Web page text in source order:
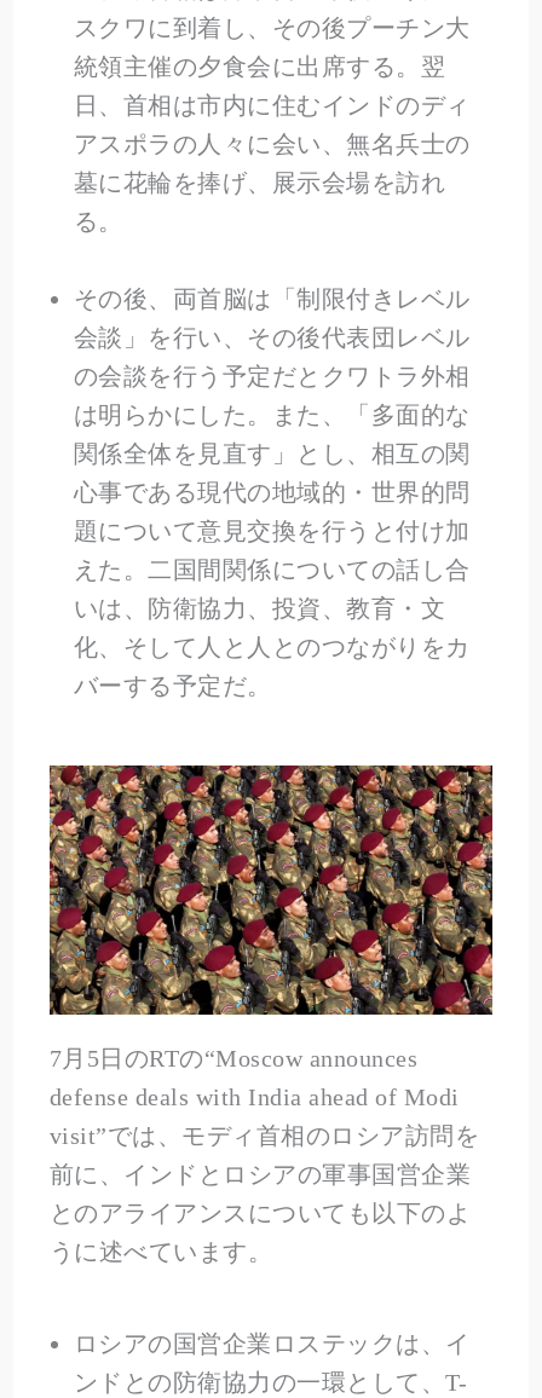
スクワに到着し、その後プーチン大
統領主催の夕食会に出席する。翌
日、首相は市内に住むインドのディ
アスポラの人々に会い、無名兵士の
墓に花輪を捧げ、展示会場を訪れ
る。
その後、両首脳は「制限付きレベル
会談」を行い、その後代表団レベル
の会談を行う予定だとクワトラ外相
は明らかにした。また、「多面的な
関係全体を見直す」とし、相互の関
心事である現代の地域的・世界的問
題について意見交換を行うと付け加
えた。二国間関係についての話し合
いは、防衛協力、投資、教育・文
化、そして人と人とのつながりをカ
バーする予定だ。
7月5日のRTの“Moscow announces
defense deals with India ahead of Modi
visit”では、モディ首相のロシア訪問を
前に、インドとロシアの軍事国営企業
とのアライアンスについても以下のよ
うに述べています。
ロシアの国営企業ロステックは、イ
ンドとの防衛協力の一環として、T-